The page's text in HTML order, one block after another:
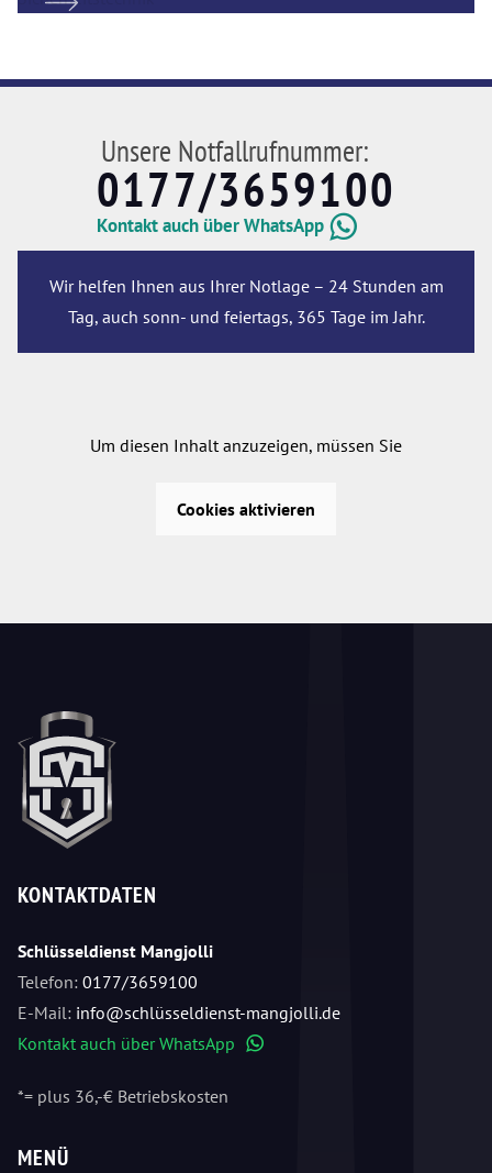
Unsere Notfallrufnummer:
0177/3659100
Kontakt auch über WhatsApp
Wir helfen Ihnen aus Ihrer Notlage – 24 Stunden am
Tag, auch sonn- und feiertags, 365 Tage im Jahr.
Um diesen Inhalt anzuzeigen, müssen Sie
Cookies aktivieren
KONTAKTDATEN
Schlüsseldienst Mangjolli
Telefon: 0177/3659100
E-Mail: info@schlüsseldienst-mangjolli.de
Kontakt auch über WhatsApp
*= plus 36,-€ Betriebskosten
MENÜ